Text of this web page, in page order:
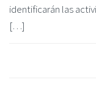
identificarán las
[…]